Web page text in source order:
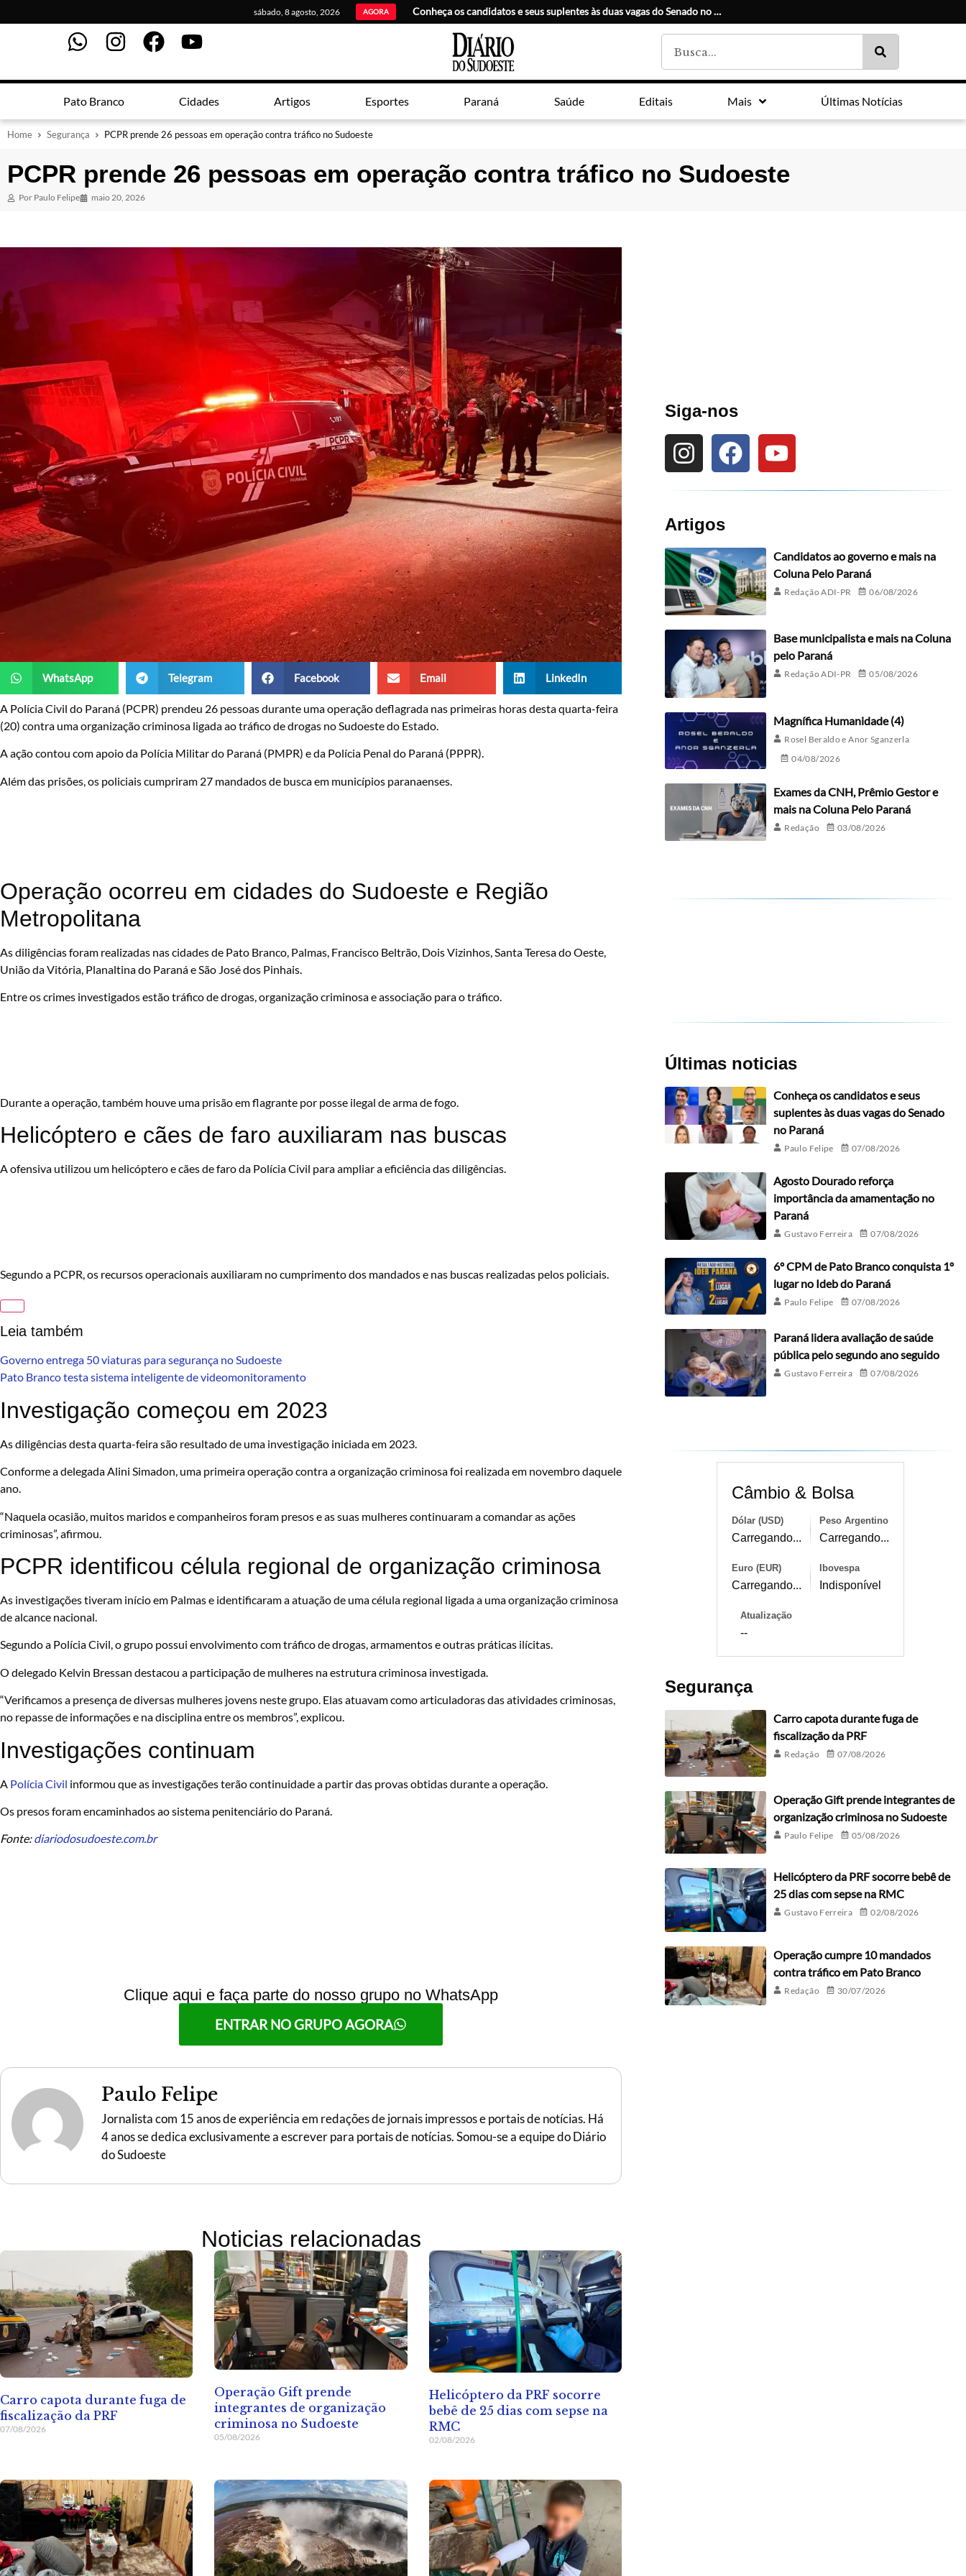
sábado, 8 agosto, 2026 AGORA Conheça os candidatos e seus suplentes às duas vagas do Senado no Paraná
Pato Branco Cidades Artigos Esportes Paraná Saúde Editais Mais Últimas Notícias
Home Segurança PCPR prende 26 pessoas em operação contra tráfico no Sudoeste
PCPR prende 26 pessoas em operação contra tráfico no Sudoeste
Por Paulo Felipe maio 20, 2026
WhatsApp Telegram Facebook Email LinkedIn
A Polícia Civil do Paraná (PCPR) prendeu 26 pessoas durante uma operação deflagrada nas primeiras horas desta quarta-feira
(20) contra uma organização criminosa ligada ao tráfico de drogas no Sudoeste do Estado.
A ação contou com apoio da Polícia Militar do Paraná (PMPR) e da Polícia Penal do Paraná (PPPR).
Além das prisões, os policiais cumpriram 27 mandados de busca em municípios paranaenses.
Operação ocorreu em cidades do Sudoeste e Região
Metropolitana
As diligências foram realizadas nas cidades de Pato Branco, Palmas, Francisco Beltrão, Dois Vizinhos, Santa Teresa do Oeste,
União da Vitória, Planaltina do Paraná e São José dos Pinhais.
Entre os crimes investigados estão tráfico de drogas, organização criminosa e associação para o tráfico.
Durante a operação, também houve uma prisão em flagrante por posse ilegal de arma de fogo.
Helicóptero e cães de faro auxiliaram nas buscas
A ofensiva utilizou um helicóptero e cães de faro da Polícia Civil para ampliar a eficiência das diligências.
Segundo a PCPR, os recursos operacionais auxiliaram no cumprimento dos mandados e nas buscas realizadas pelos policiais.
Leia também
Governo entrega 50 viaturas para segurança no Sudoeste
Pato Branco testa sistema inteligente de videomonitoramento
Investigação começou em 2023
As diligências desta quarta-feira são resultado de uma investigação iniciada em 2023.
Conforme a delegada Alini Simadon, uma primeira operação contra a organização criminosa foi realizada em novembro daquele
ano.
“Naquela ocasião, muitos maridos e companheiros foram presos e as suas mulheres continuaram a comandar as ações
criminosas”, afirmou.
PCPR identificou célula regional de organização criminosa
As investigações tiveram início em Palmas e identificaram a atuação de uma célula regional ligada a uma organização criminosa
de alcance nacional.
Segundo a Polícia Civil, o grupo possui envolvimento com tráfico de drogas, armamentos e outras práticas ilícitas.
O delegado Kelvin Bressan destacou a participação de mulheres na estrutura criminosa investigada.
“Verificamos a presença de diversas mulheres jovens neste grupo. Elas atuavam como articuladoras das atividades criminosas,
no repasse de informações e na disciplina entre os membros”, explicou.
Investigações continuam
A Polícia Civil informou que as investigações terão continuidade a partir das provas obtidas durante a operação.
Os presos foram encaminhados ao sistema penitenciário do Paraná.
Fonte:diariodosudoeste.com.br
Clique aqui e faça parte do nosso grupo no WhatsApp
ENTRAR NO GRUPO AGORA
Paulo Felipe
Jornalista com 15 anos de experiência em redações de jornais impressos e portais de notícias. Há
4 anos se dedica exclusivamente a escrever para portais de notícias. Somou-se a equipe do Diário
do Sudoeste
Noticias relacionadas
Carro capota durante fuga de
fiscalização da PRF
07/08/2026
Operação Gift prende
integrantes de organização
criminosa no Sudoeste
05/08/2026
Helicóptero da PRF socorre
bebê de 25 dias com sepse na
RMC
02/08/2026
Siga-nos
Artigos
Candidatos ao governo e mais na
Coluna Pelo Paraná
Redação ADI-PR 06/08/2026
Base municipalista e mais na Coluna
pelo Paraná
Redação ADI-PR 05/08/2026
Magnífica Humanidade (4)
Rosel Beraldo e Anor Sganzerla
04/08/2026
Exames da CNH, Prêmio Gestor e
mais na Coluna Pelo Paraná
Redação 03/08/2026
Últimas noticias
Conheça os candidatos e seus
suplentes às duas vagas do Senado
no Paraná
Paulo Felipe 07/08/2026
Agosto Dourado reforça
importância da amamentação no
Paraná
Gustavo Ferreira 07/08/2026
6º CPM de Pato Branco conquista 1º
lugar no Ideb do Paraná
Paulo Felipe 07/08/2026
Paraná lidera avaliação de saúde
pública pelo segundo ano seguido
Gustavo Ferreira 07/08/2026
Câmbio & Bolsa
Dólar (USD)
Carregando...
Peso Argentino
Carregando...
Euro (EUR)
Carregando...
Ibovespa
Indisponível
Atualização
--
Segurança
Carro capota durante fuga de
fiscalização da PRF
Redação 07/08/2026
Operação Gift prende integrantes de
organização criminosa no Sudoeste
Paulo Felipe 05/08/2026
Helicóptero da PRF socorre bebê de
25 dias com sepse na RMC
Gustavo Ferreira 02/08/2026
Operação cumpre 10 mandados
contra tráfico em Pato Branco
Redação 30/07/2026